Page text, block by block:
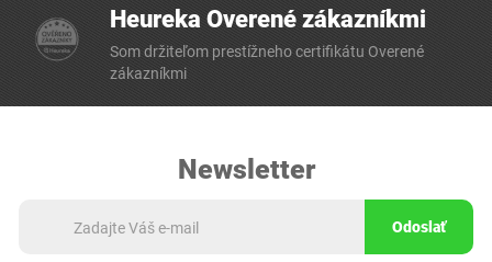
Heureka Overené zákazníkmi
Som držiteľom prestížneho certifikátu Overené
zákazníkmi
Newsletter
Odoslať